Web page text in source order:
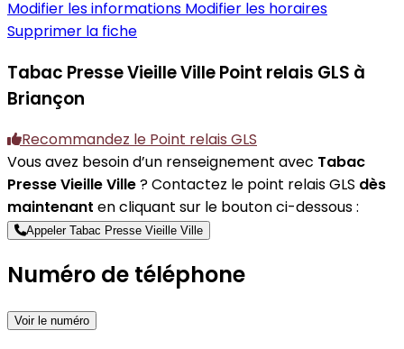
Modifier les informations Modifier les horaires
Supprimer la fiche
Tabac Presse Vieille VillePoint relais GLS à
Briançon
Recommandez le Point relais GLS
Vous avez besoin d’un renseignement avec Tabac
Presse Vieille Ville? Contactez le point relais GLS dès
maintenant en cliquant sur le bouton ci-dessous :
Appeler Tabac Presse Vieille Ville
Numéro de téléphone
Voir le numéro